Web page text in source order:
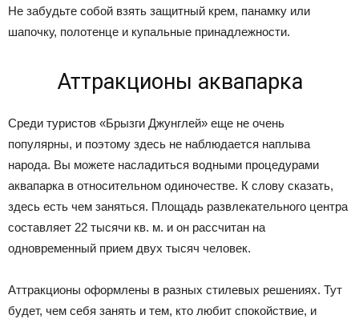
Не забудьте собой взять защитный крем, панамку или
шапочку, полотенце и купальные принадлежности.
Аттракционы аквапарка
Среди туристов «Брызги Джунглей» еще не очень
популярны, и поэтому здесь не наблюдается наплыва
народа. Вы можете насладиться водными процедурами
аквапарка в относительном одиночестве. К слову сказать,
здесь есть чем заняться. Площадь развлекательного центра
составляет 22 тысячи кв. м. и он рассчитан на
одновременный прием двух тысяч человек.
Аттракционы оформлены в разных стилевых решениях. Тут
будет, чем себя занять и тем, кто любит спокойствие, и